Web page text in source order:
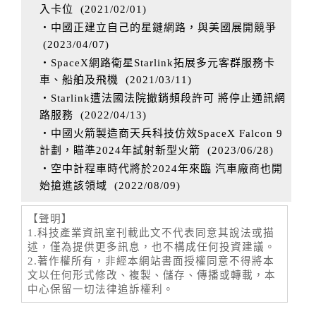
入卡位
(2021/02/01 )
‧中國正建立自己的星鏈網路，與美國展開競爭
(2023/04/07)
‧SpaceX網路衛星Starlink拓展多元客群服務卡
車、船舶及飛機
(2021/03/11 )
‧Starlink遭法國法院撤銷頻段許可 將停止通訊網
路服務 (2022/04/13)
‧中國火箭製造商天兵科技仿效SpaceX Falcon 9
計劃，瞄準2024年試射新型火箭 (2023/06/28)
‧空中計程車時代將於2024年來臨 汽車廠商也開
始搶進該領域 (2022/08/09)
【聲明】
1.科技產業資訊室刊載此文不代表同意其說法或描
述，僅為提供更多訊息，也不構成任何投資建議。
2.著作權所有，非經本網站書面授權同意不得將本
文以任何形式修改、複製、儲存、傳播或轉載，本
中心保留一切法律追訴權利。